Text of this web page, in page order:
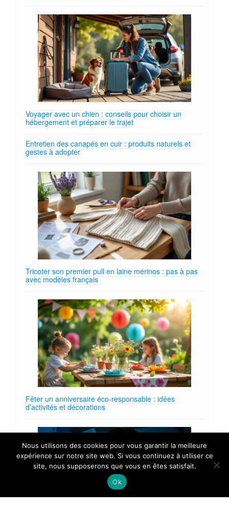
Voyager avec un chien : conseils pour choisir un
hébergement et préparer le trajet
Entretien des canapés en cuir : produits naturels et
gestes à adopter
Tricoter son premier pull en laine mérinos : pas à pas
avec modèles français
Fêter un anniversaire éco‑responsable : idées
d’activités et décorations
Nous utilisons des cookies pour vous garantir la meilleure
expérience sur notre site web. Si vous continuez à utiliser ce
site, nous supposerons que vous en êtes satisfait.
Ok